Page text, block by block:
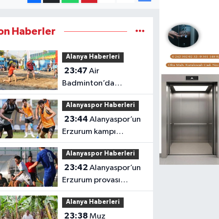
Haberler
Alanya Haberleri
23:47 Air
Badminton’da
şampiyonluk heyecanı
Alanya’da
Alanyaspor Haberleri
23:44 Alanyaspor’un
Erzurum kampı
tamamlandı
Alanyaspor Haberleri
23:42 Alanyaspor’un
Erzurum provası
golsüz tamamlandı
Alanya Haberleri
23:38 Muz